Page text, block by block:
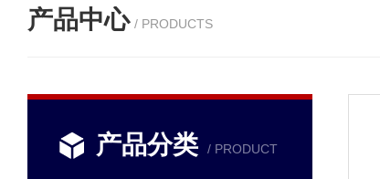
产品中心 / PRODUCTS
产品分类 / PRODUCT